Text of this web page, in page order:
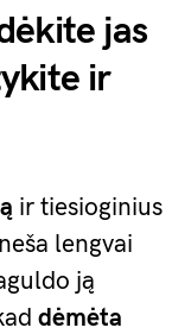
jas
ir
ir tiesioginius
lengvai
ją
dėmėta